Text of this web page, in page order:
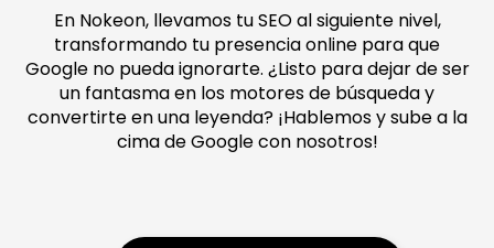
En Nokeon, llevamos tu SEO al siguiente nivel,
transformando tu presencia online para que
Google no pueda ignorarte. ¿Listo para dejar de ser
un fantasma en los motores de búsqueda y
convertirte en una leyenda? ¡Hablemos y sube a la
cima de Google con nosotros!